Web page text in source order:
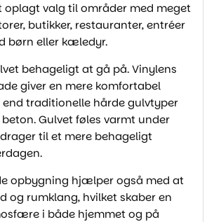
oplagt valg til områder med meget
butikker, restauranter, entréer
børn eller kæledyr.
behageligt at gå på. Vinylens
giver en mere komfortabel
end traditionelle hårde gulvtyper
Gulvet føles varmt under
til et mere behageligt
opbygning hjælper også med at
og rumklang, hvilket skaber en
i både hjemmet og på